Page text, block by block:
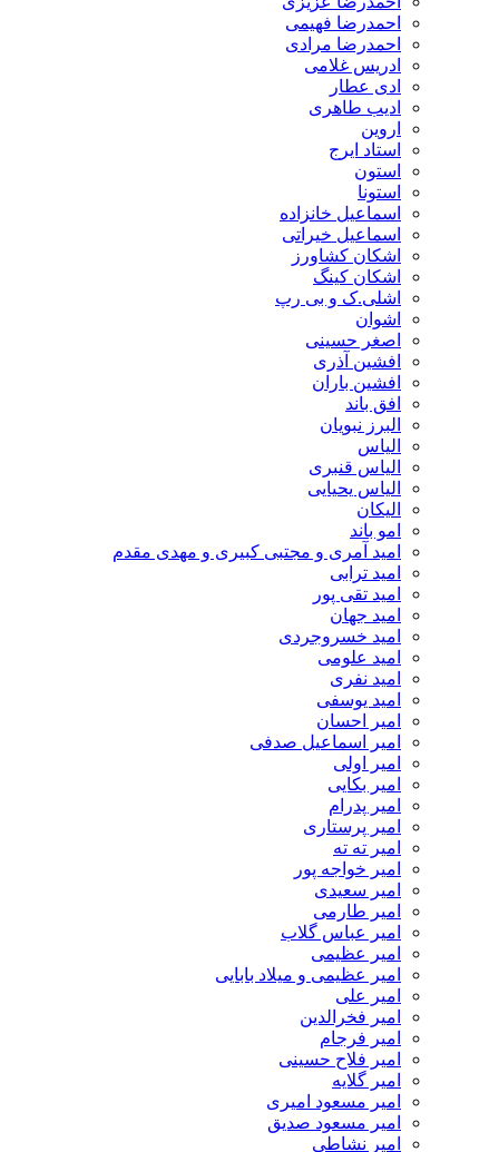
احمدرضا فهیمی
احمدرضا مرادی
ادریس غلامی
ادی عطار
ادیب طاهری
اروین
استاد ایرج
استون
استونا
اسماعیل خانزاده
اسماعیل خیراتی
اشکان کشاورز
اشکان کینگ
اشلی.ک و بی رپ
اشوان
اصغر حسینی
افشین آذری
افشین باران
افق باند
البرز نبویان
الیاس
الیاس قنبرى
الیاس یحیایی
الیکان
امو باند
امید آمری و مجتبی کبیری و مهدى مقدم
امید ترابی
امید تقی پور
امید جهان
امید خسروجردی
امید علومی
امید نفری
امید یوسفی
امیر احسان
امیر اسماعیل صدفی
امیر اولی
امیر بکایی
امیر پدرام
امیر پرستاری
امیر ته ته
امیر خواجه پور
امیر سعیدی
امیر طارمی
امیر عباس گلاب
امیر عظیمی
امیر عظیمی و میلاد بابایی
امیر علی
امیر فخرالدین
امیر فرجام
امیر فلاح حسینی
امیر گلایه
امیر مسعود امیری
امیر مسعود صدیق
امیر نشاطی